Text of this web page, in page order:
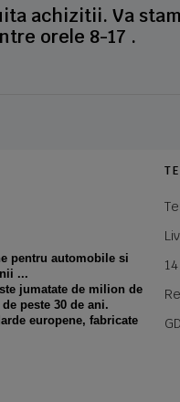
achizitii. Va
orele 8-17 .
pentru automobile si
...
jumatate de milion de
peste 30 de ani.
europene, fabricate